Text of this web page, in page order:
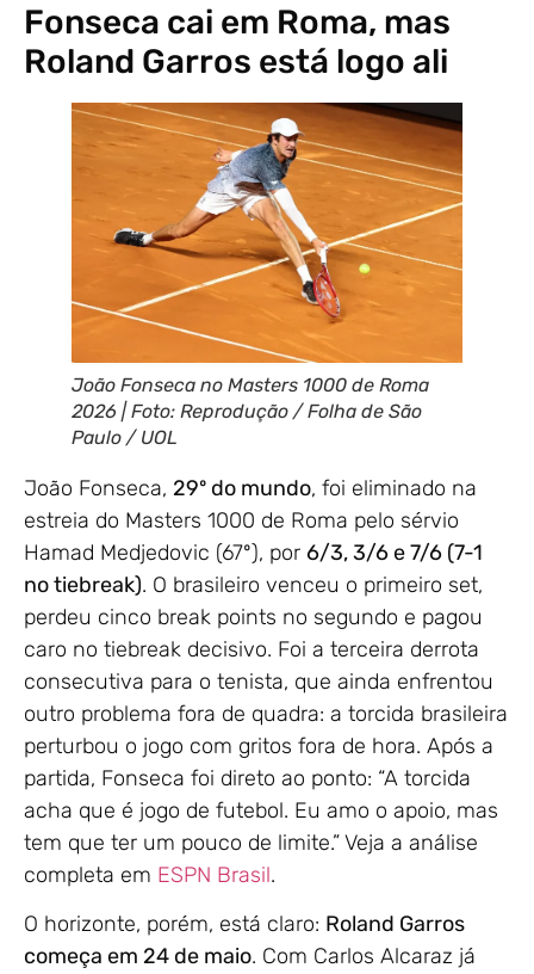
Fonseca cai em Roma, mas
Roland Garros está logo ali
João Fonseca no Masters 1000 de Roma
2026 | Foto: Reprodução / Folha de São
Paulo / UOL
João Fonseca, 29º do mundo, foi eliminado na
estreia do Masters 1000 de Roma pelo sérvio
Hamad Medjedovic (67º), por 6/3, 3/6 e 7/6 (7-1
no tiebreak). O brasileiro venceu o primeiro set,
perdeu cinco break points no segundo e pagou
caro no tiebreak decisivo. Foi a terceira derrota
consecutiva para o tenista, que ainda enfrentou
outro problema fora de quadra: a torcida brasileira
perturbou o jogo com gritos fora de hora. Após a
partida, Fonseca foi direto ao ponto: “A torcida
acha que é jogo de futebol. Eu amo o apoio, mas
tem que ter um pouco de limite.” Veja a análise
completa em ESPN Brasil.
O horizonte, porém, está claro: Roland Garros
começa em 24 de maio. Com Carlos Alcaraz já